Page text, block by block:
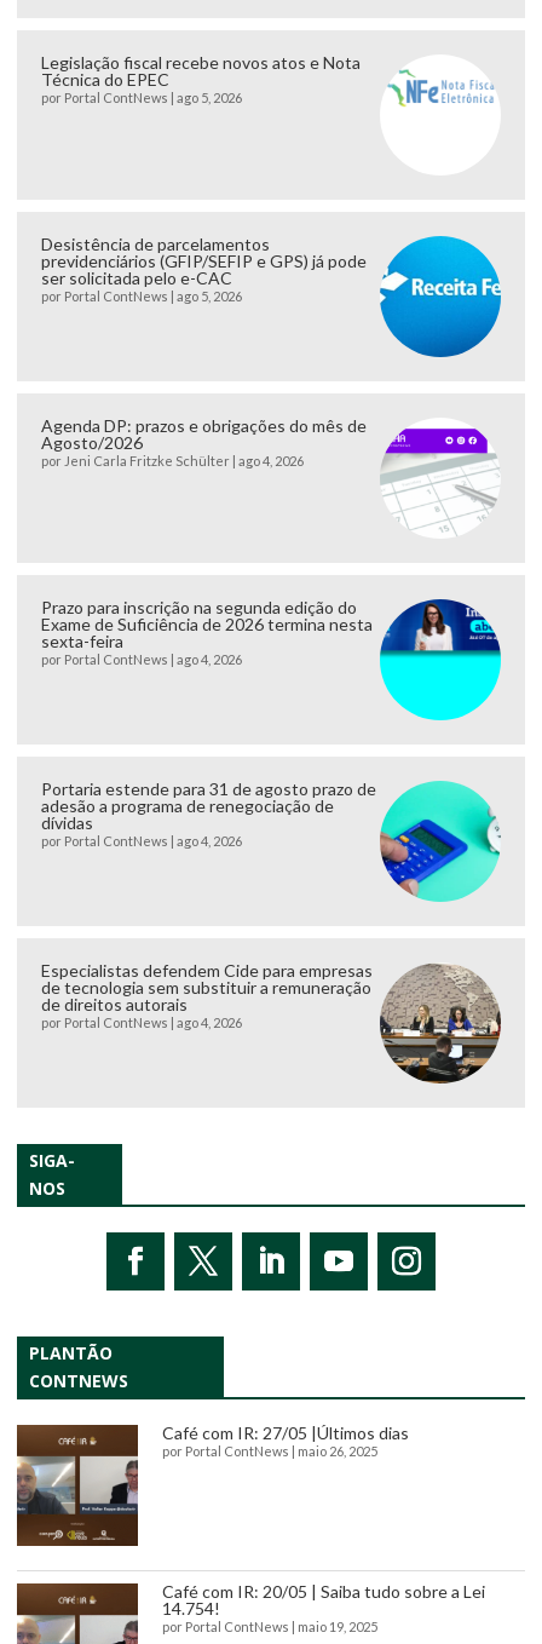
Legislação fiscal recebe novos atos e Nota
Técnica do EPEC
por Portal ContNews | ago 5, 2026
Desistência de parcelamentos
previdenciários (GFIP/SEFIP e GPS) já pode
ser solicitada pelo e-CAC
por Portal ContNews | ago 5, 2026
Agenda DP: prazos e obrigações do mês de
Agosto/2026
por Jeni Carla Fritzke Schülter | ago 4, 2026
Prazo para inscrição na segunda edição do
Exame de Suficiência de 2026 termina nesta
sexta-feira
por Portal ContNews | ago 4, 2026
Portaria estende para 31 de agosto prazo de
adesão a programa de renegociação de
dívidas
por Portal ContNews | ago 4, 2026
Especialistas defendem Cide para empresas
de tecnologia sem substituir a remuneração
de direitos autorais
por Portal ContNews | ago 4, 2026
SIGA-
NOS
PLANTÃO
CONTNEWS
Café com IR: 27/05 |Últimos dias
por Portal ContNews | maio 26, 2025
Café com IR: 20/05 | Saiba tudo sobre a Lei
14.754!
por Portal ContNews | maio 19, 2025